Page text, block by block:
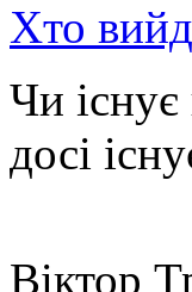
Хто
Чи
досі
Віктор